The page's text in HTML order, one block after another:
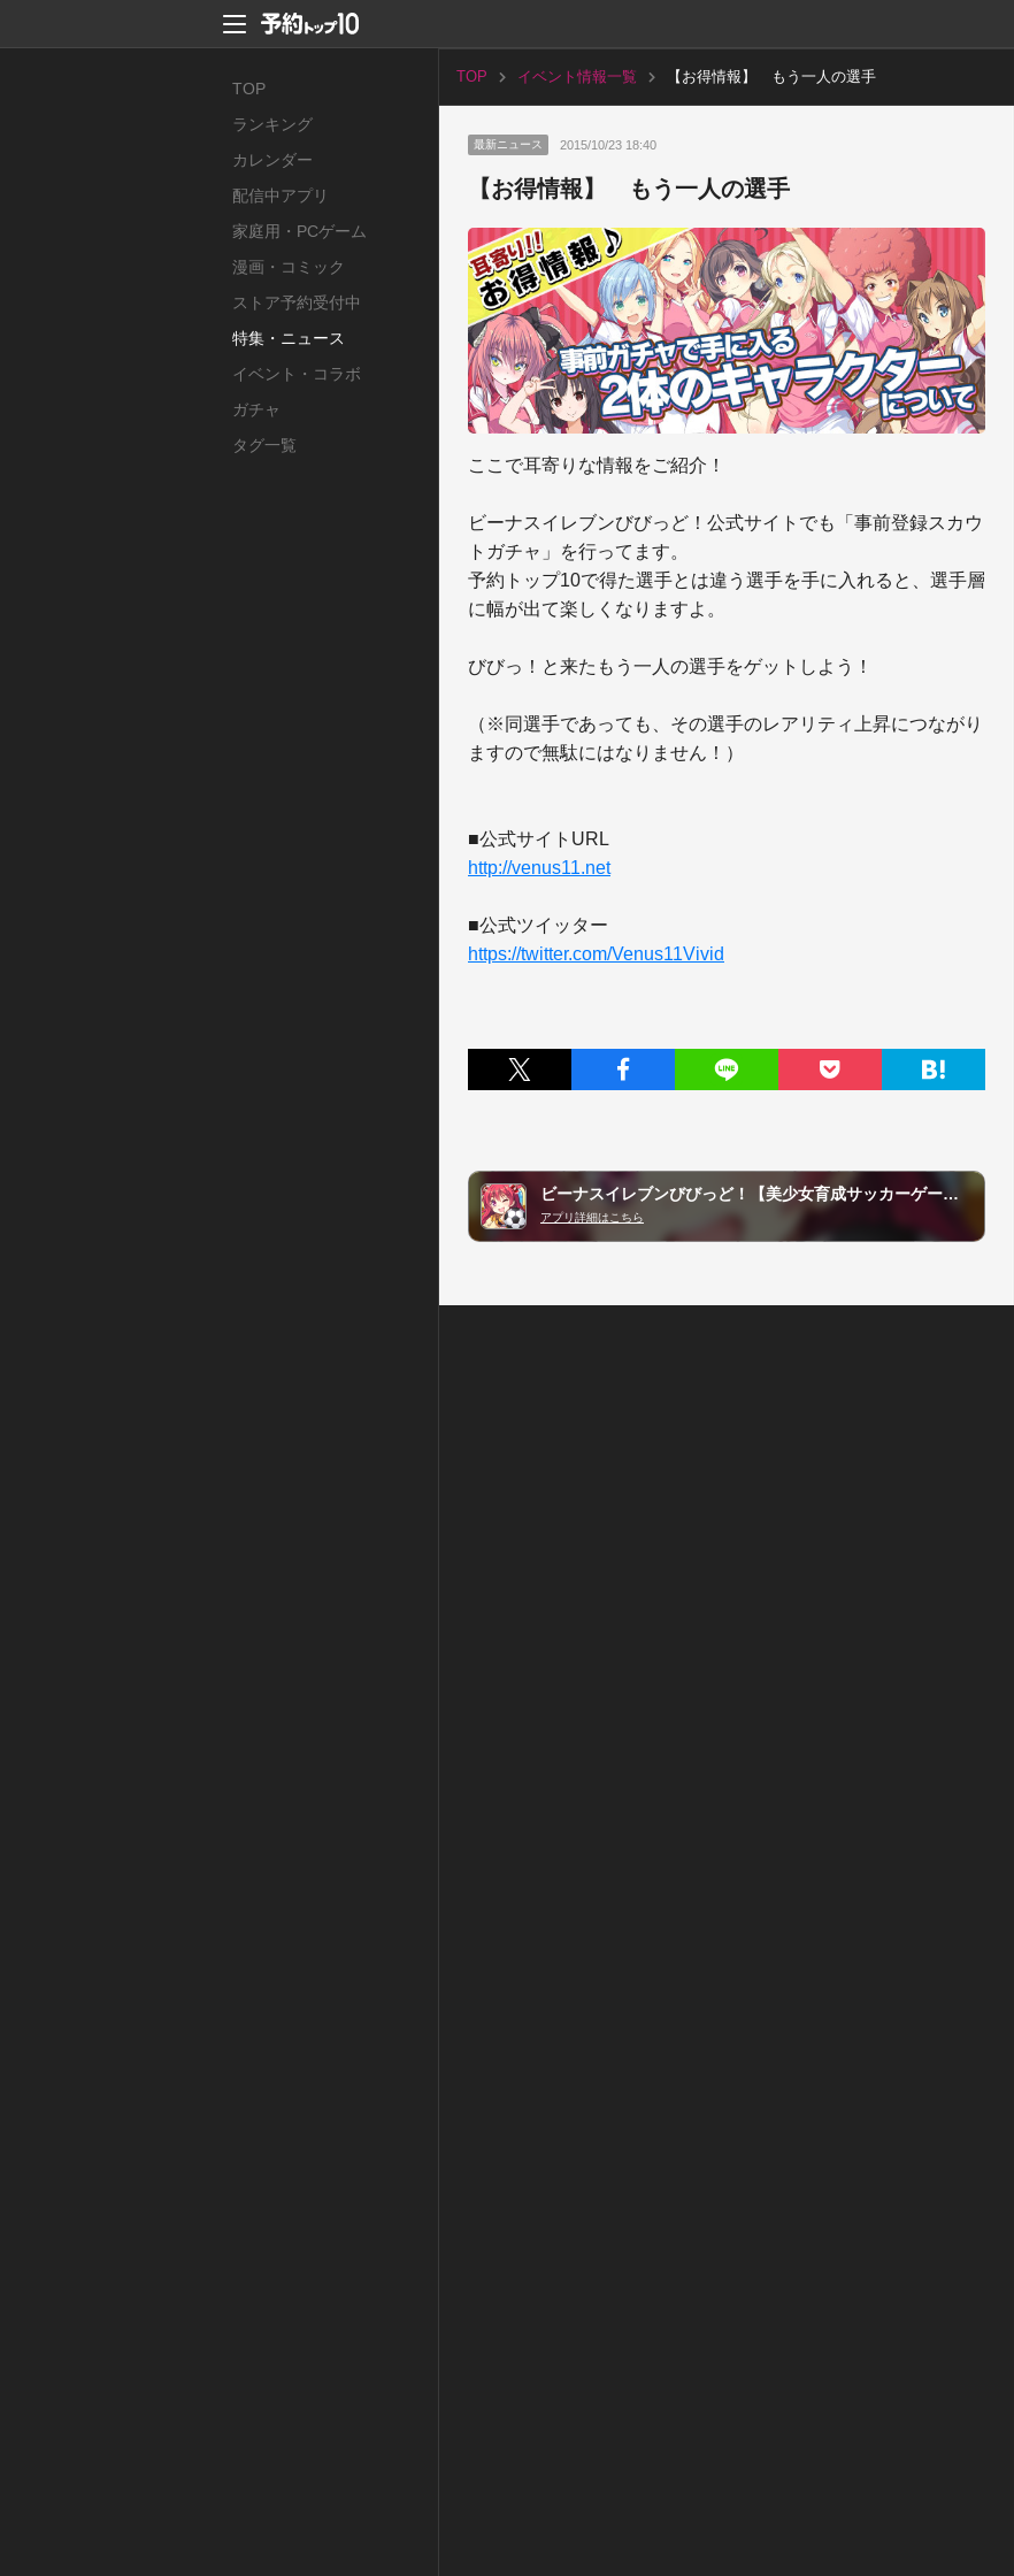
TOP
ランキング
カレンダー
配信中アプリ
家庭用・PCゲーム
漫画・コミック
ストア予約受付中
特集・ニュース
イベント・コラボ
ガチャ
タグ一覧
TOP イベント情報一覧 【お得情報】 もう一人の選手
最新ニュース 2015/10/23 18:40
【お得情報】 もう一人の選手
ここで耳寄りな情報をご紹介！
ビーナスイレブンびびっど！公式サイトでも「事前登録スカウ
トガチャ」を行ってます。
予約トップ10で得た選手とは違う選手を手に入れると、選手層
に幅が出て楽しくなりますよ。
びびっ！と来たもう一人の選手をゲットしよう！
（※同選手であっても、その選手のレアリティ上昇につながり
ますので無駄にはなりません！）
http://venus11.net
https://twitter.com/Venus11Vivid
ビーナスイレブンびびっど！【美少女育成サッカーゲーム】
アプリ詳細はこちら